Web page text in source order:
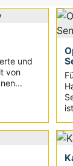
und
von